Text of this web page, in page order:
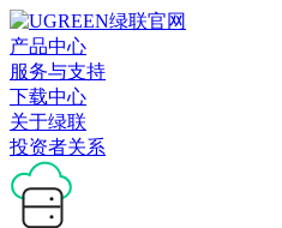
产品中心
服务与支持
下载中心
关于绿联
投资者关系